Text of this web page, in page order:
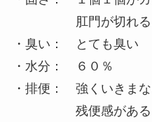
肛門が切れるこ
・臭い： とても臭い
・水分： ６０％
・排便： 強くいきま
残便感がある